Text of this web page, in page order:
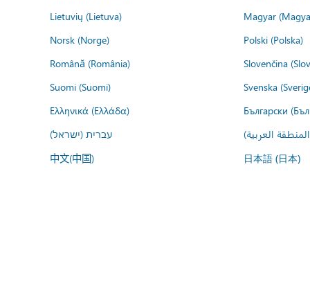
Lietuvių (Lietuva)
Magyar
Norsk (Norge)
Polski (Polska)
Română (România)
Slovenčina
Suomi (Suomi)
Svenska
Ελληνικά (Ελλάδα)
Български
עברית (ישראל)
العربية)
中文(中国)
日本語 (日本)